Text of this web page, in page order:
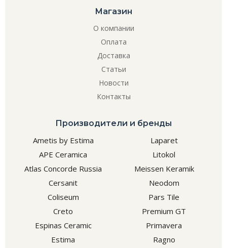
Магазин
О компании
Оплата
Доставка
Статьи
Новости
Контакты
Производители и бренды
Ametis by Estima
APE Ceramica
Atlas Concorde Russia
Cersanit
Coliseum
Creto
Espinas Ceramic
Estima
Laparet
Litokol
Meissen Keramik
Neodom
Pars Tile
Premium GT
Primavera
Ragno